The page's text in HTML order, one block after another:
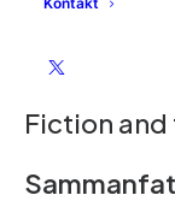
Fiction